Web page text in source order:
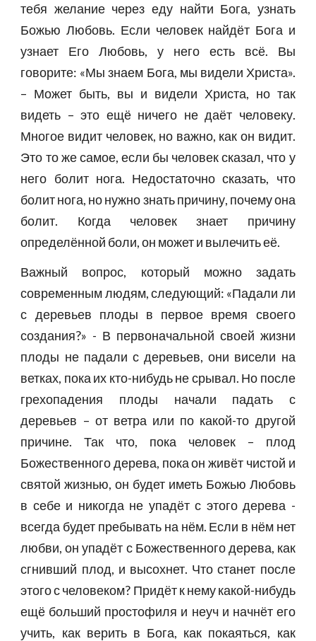
тебя желание через еду найти Бога, узнать
Божью Любовь. Если человек найдёт Бога и
узнает Его Любовь, у него есть всё. Вы
говорите: «Мы знаем Бога, мы видели Христа».
– Может быть, вы и видели Христа, но так
видеть – это ещё ничего не даёт человеку.
Многое видит человек, но важно, как он видит.
Это то же самое, если бы человек сказал, что у
него болит нога. Недостаточно сказать, что
болит нога, но нужно знать причину, почему она
болит. Когда человек знает причину
определённой боли, он может и вылечить её.
Важный вопрос, который можно задать
современным людям, следующий: «Падали ли
с деревьев плоды в первое время своего
создания?» - В первоначальной своей жизни
плоды не падали с деревьев, они висели на
ветках, пока их кто-нибудь не срывал. Но после
грехопадения плоды начали падать с
деревьев – от ветра или по какой-то другой
причине. Так что, пока человек – плод
Божественного дерева, пока он живёт чистой и
святой жизнью, он будет иметь Божью Любовь
в себе и никогда не упадёт с этого дерева -
всегда будет пребывать на нём. Если в нём нет
любви, он упадёт с Божественного дерева, как
сгнивший плод, и высохнет. Что станет после
этого с человеком? Придёт к нему какой-нибудь
ещё больший простофиля и неуч и начнёт его
учить, как верить в Бога, как покаяться, как